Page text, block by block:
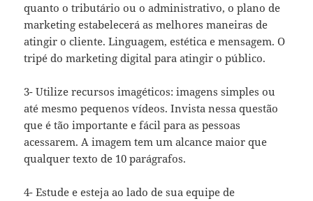
quanto o tributário ou o administrativo, o plano de
marketing estabelecerá as melhores maneiras de
atingir o cliente. Linguagem, estética e mensagem. O
tripé do marketing digital para atingir o público.
3- Utilize recursos imagéticos: imagens simples ou
até mesmo pequenos vídeos. Invista nessa questão
que é tão importante e fácil para as pessoas
acessarem. A imagem tem um alcance maior que
qualquer texto de 10 parágrafos.
4- Estude e esteja ao lado de sua equipe de